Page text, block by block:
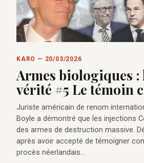
KARO — 20/03/2026
Armes biologiques :
vérité #5 Le témoin
Juriste américain de renom
Boyle a démontré que les injections
des armes de destruction massive.
après avoir accepté de témoigner
procès néerlandais…